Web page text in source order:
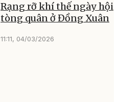
Rạng rỡ khí thế ngày hội
tòng quân ở Đồng Xuân
11:11, 04/03/2026